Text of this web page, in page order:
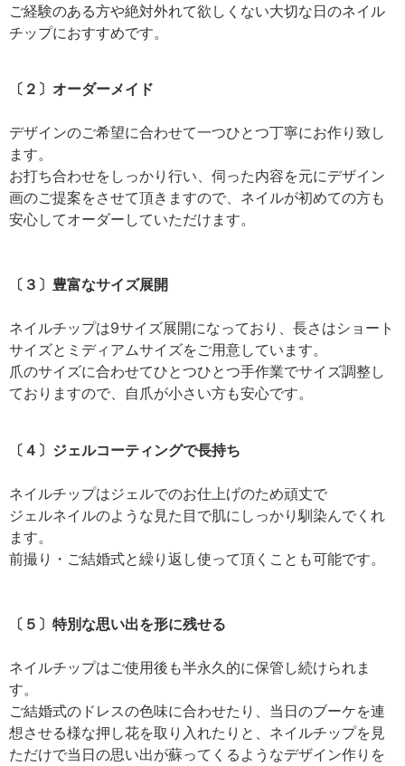
ご経験のある方や絶対外れて欲しくない大切な日のネイル
チップにおすすめです。
〔２〕オーダーメイド
デザインのご希望に合わせて一つひとつ丁寧にお作り致し
ます。
お打ち合わせをしっかり行い、伺った内容を元にデザイン
画のご提案をさせて頂きますので、ネイルが初めての方も
安心してオーダーしていただけます。
〔３〕豊富なサイズ展開
ネイルチップは9サイズ展開になっており、長さはショート
サイズとミディアムサイズをご用意しています。
爪のサイズに合わせてひとつひとつ手作業でサイズ調整し
ておりますので、自爪が小さい方も安心です。
〔４〕ジェルコーティングで長持ち
ネイルチップはジェルでのお仕上げのため頑丈で
ジェルネイルのような見た目で肌にしっかり馴染んでくれ
ます。
前撮り・ご結婚式と繰り返し使って頂くことも可能です。
〔５〕特別な思い出を形に残せる
ネイルチップはご使用後も半永久的に保管し続けられま
す。
ご結婚式のドレスの色味に合わせたり、当日のブーケを連
想させる様な押し花を取り入れたりと、ネイルチップを見
ただけで当日の思い出が蘇ってくるようなデザイン作りを